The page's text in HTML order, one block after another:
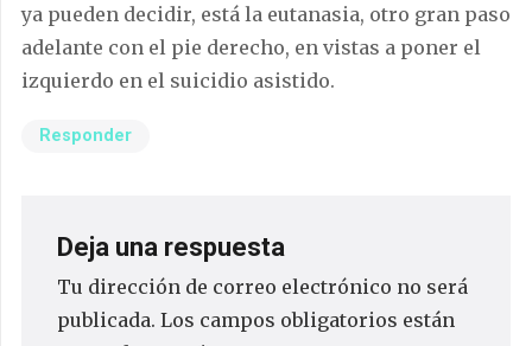
ya pueden decidir, está la eutanasia, otro gran paso
adelante con el pie derecho, en vistas a poner el
izquierdo en el suicidio asistido.
Responder
Deja una respuesta
Tu dirección de correo electrónico no será
publicada. Los campos obligatorios están